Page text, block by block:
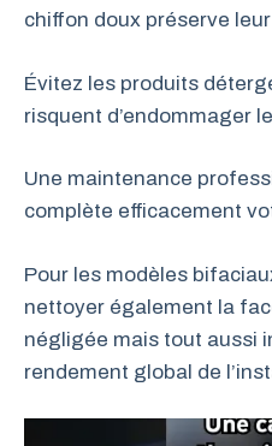
chiffon doux préserve
Évitez les produits
risquent d’endommager
Une maintenance
complète efficacement
Pour les modèles
nettoyer également la
négligée mais tout aussi
rendement global de